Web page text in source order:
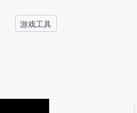
游戏工具